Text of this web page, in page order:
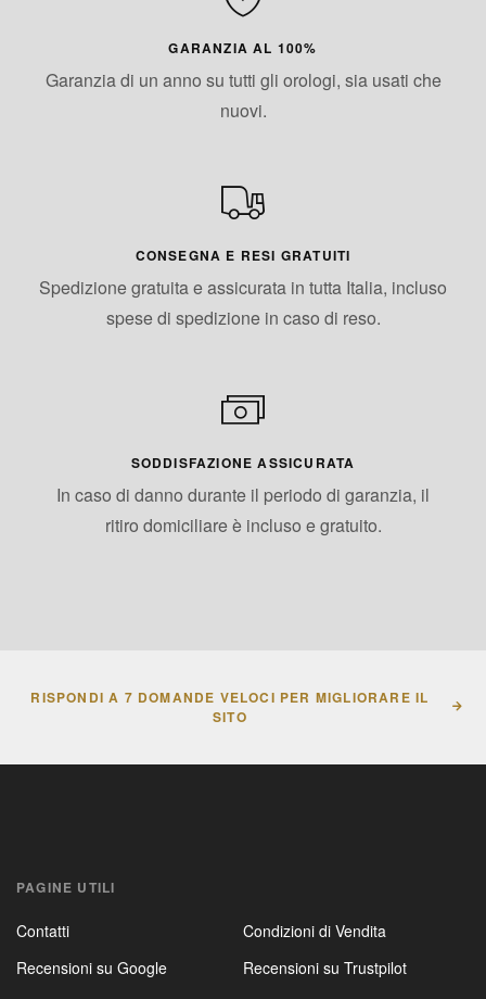
GARANZIA AL 100%
Garanzia di un anno su tutti gli orologi, sia usati che
nuovi.
CONSEGNA E RESI GRATUITI
Spedizione gratuita e assicurata in tutta Italia, incluso
spese di spedizione in caso di reso.
SODDISFAZIONE ASSICURATA
In caso di danno durante il periodo di garanzia, il
ritiro domiciliare è incluso e gratuito.
RISPONDI A 7 DOMANDE VELOCI PER MIGLIORARE IL
SITO
PAGINE UTILI
Contatti
Condizioni di Vendita
Recensioni su Google
Recensioni su Trustpilot